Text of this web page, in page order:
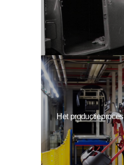
Het productieproces